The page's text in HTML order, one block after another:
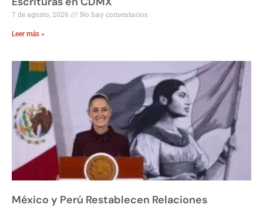
7 de agosto, 2026 No hay comentarios
Leer más »
México y Perú Restablecen Relaciones